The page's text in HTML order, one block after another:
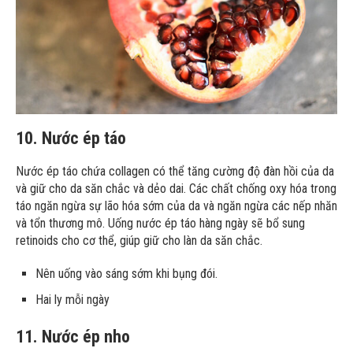
10. Nước ép táo
Nước ép táo chứa collagen có thể tăng cường độ đàn hồi của da
và giữ cho da săn chắc và dẻo dai. Các chất chống oxy hóa trong
táo ngăn ngừa sự lão hóa sớm của da và ngăn ngừa các nếp nhăn
và tổn thương mô. Uống nước ép táo hàng ngày sẽ bổ sung
retinoids cho cơ thể, giúp giữ cho làn da săn chắc.
Nên uống vào sáng sớm khi bụng đói.
Hai ly mỗi ngày
11. Nước ép nho